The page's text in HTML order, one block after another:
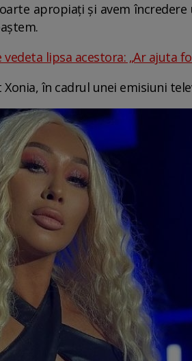
apropiați și avem
lipsa acestora: „Ar ajuta
Xonia, în cadrul unei emisiuni